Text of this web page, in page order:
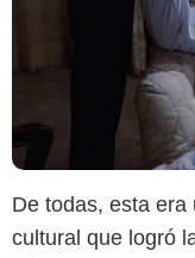
De todas, esta
cultural que logró